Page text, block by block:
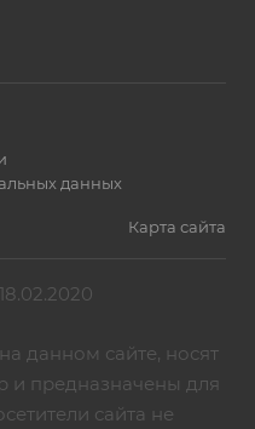
данных
Карта сайта
данном сайте, носят
и предназначены для
сайта не